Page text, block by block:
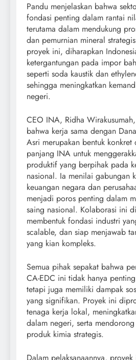
Pandu menjelaskan bahwa
fondasi penting dalam rantai
terutama dalam mendukung
dan pemurnian mineral
proyek ini, diharapkan
ketergantungan pada impor
seperti soda kaustik dan
sehingga meningkatkan
negeri.
CEO INA, Ridha
bahwa kerja sama dengan
Asri merupakan bentuk
panjang INA untuk
produktif yang berpihak pada
nasional. Ia menilai gabungan
keuangan negara dan
menjadi poros penting dalam
saing nasional. Kolaborasi ini
membentuk fondasi industri
scalable, dan siap menjawab
yang kian kompleks.
Semua pihak sepakat bahwa
CA-EDC ini tidak hanya
tetapi juga memiliki dampak
yang signifikan. Proyek ini
tenaga kerja lokal,
dalam negeri, serta
produk kimia strategis.